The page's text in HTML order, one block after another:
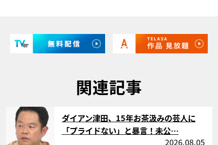
関連記事
ダイアン津田、15年お茶汲みの芸人に
「プライドない」と暴言！未公…
2026.08.05